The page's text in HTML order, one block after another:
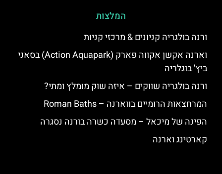
המלצות
ורנה בולגריה קניונים & מרכזי קניות
וארנה אקשן אקווה פארק (Action Aquapark) בסאני
ביץ' בוגלריה
ורנה בולגריה שווקים – איזה שוק מומלץ ומתי?
המרחצאות הרומיים בווארנה – Roman Baths
הפינה של מיכאל – מסעדה כשרה בורנה נסגרה
קארטינג וארנה